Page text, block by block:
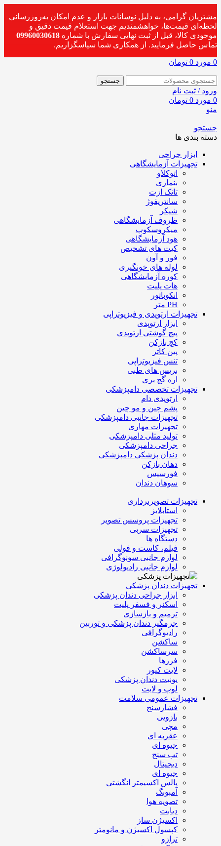
مشتریان گرامی، به دلیل نوسانات بازار و عدم امکان به‌روزرسانی
لحظه‌ای قیمت‌ها، خواهشمندیم جهت استعلام قیمت دقیق و
موجودی کالا، قبل از ثبت نهایی سفارش با شماره 09960030618
تماس حاصل فرمایید. از همکاری شما سپاسگزاریم.
0 مورد 0 تومان
جستجو
ورود / ثبت نام
0 مورد 0 تومان
منو
جستجو
دسته بندی ها
ابزار جراحی
تجهیزات آزمایشگاهی
اتوکلاو
بنماری
تانک ازت
سانتریفوژ
شیکر
ظروف آزمایشگاهی
میکروسکوپ
هود آزمایشگاهی
کیت های تشخیص
فور و آون
لوله های خونگیری
کوره آزمایشگاهی
هات پلیت
انکوباتور
PH متر
تجهیزات ارتوپدی و فیزیوتراپی
ابزار ارتوپدی
پیچ گوشتی ارتوپدی
کچ بازکن
پین کاتر
تنس فیزیوتراپی
بریس های طبی
اره گچ بری
تجهیزات تخصصی دامپزشکی
ارتوپدی دام
پشم چین و مو چین
تجهیزات جانبی دامپزشکی
تجهیزات مهاری
تولید مثلی دامپزشکی
جراحی دامپزشکی
دندان پزشکی دامپزشکی
دهان بازکن
فورسپس
سوهان دندان
تجهیزات تصویربرداری
استابلایز
تجهیزات پروسس تصویر
تجهیزات سربی
دستگاه ها
فیلم، کاست و فولی
لوازم جانبی سونوگرافی
لوازم جانبی رادیولوژی
تجهیزات دندان پزشکی
ابزار جراحی دندان پزشکی
اسکنر و فسفر پلیت
ترمیم و بازسازی
جرمگیر دندان پزشکی و توربین
رادیوگرافی
ساکشن
سرساکشن
فرزها
لایت کیور
یونیت دندان پزشکی
لوپ و لایت
تجهیزات عمومی سلامت
فشارسنج
بازویی
مچی
عقربه ای
جیوه ای
تب سنج
دیجیتال
جیوه ای
پالس اکسیمتر انگشتی
آمبوبگ
تصویه هوا
دیابت
اکسیژن ساز
کپسول اکسیژن و مانومتر
ترازو